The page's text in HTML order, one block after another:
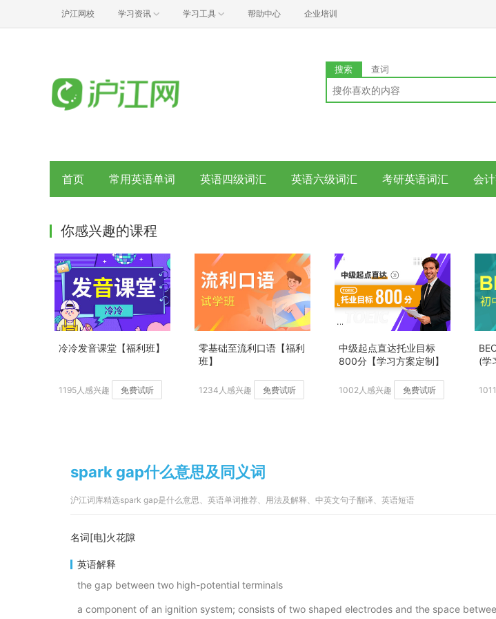
沪江网校 学习资讯 学习工具 帮助中心 企业培训
搜索 查词
首页 常用英语单词 英语四级词汇 英语六级词汇 考研英语词汇 会
你感兴趣的课程
冷冷发音课堂【福利班】
1195人感兴趣 免费试听
零基础至流利口语【福利
班】
1234人感兴趣 免费试听
中级起点直达托业目标
800分【学习方案定制】
1002人感兴趣 免费试听
(学
spark gap什么意思及同义词
沪江词库精选spark gap是什么意思、英语单词推荐、用法及解释、中英文句子翻译、英语短语
名词[电]火花隙
英语解释
the gap between two high-potential terminals
a component of an ignition system; consists of two shaped electrodes and the space